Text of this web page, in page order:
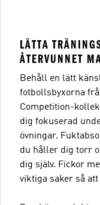
LÄTTA
ÅTERVUNNET
Behåll en lätt
fotbollsbyxorna
Competition-
dig fokuserad
övningar.
du håller dig torr
dig själv. Fickor
viktiga saker så